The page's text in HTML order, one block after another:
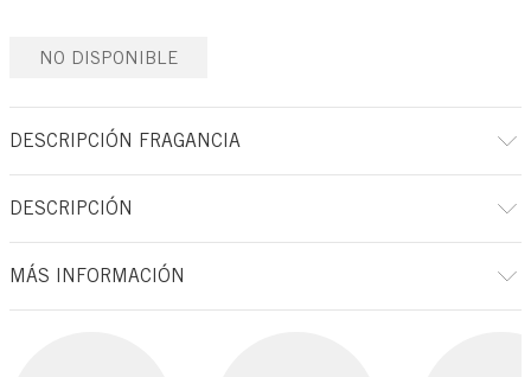
NO DISPONIBLE
DESCRIPCIÓN FRAGANCIA
DESCRIPCIÓN
MÁS INFORMACIÓN